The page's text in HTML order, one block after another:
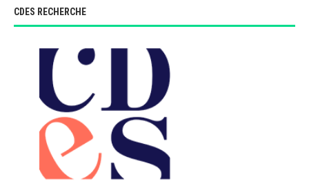
CDES RECHERCHE